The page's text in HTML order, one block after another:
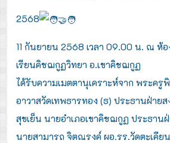
2568
11 กันยายน 2568 เวลา 09.00 น. ณ ห้
เรียนคิชฌกูฏวิทยา อ.เขาคิชฌกูฏ
ได้รับความเมตตานุเคราะห์จาก พระครู
อาวาสวัดเทพธารทอง (ธ) ประธานฝ่าย
สุขเย็น นายอำเภอเขาคิชฌกูฏ ประธาน
นายสามารถ จิตณรงค์ ผอ.รร.วัดตะเคีย